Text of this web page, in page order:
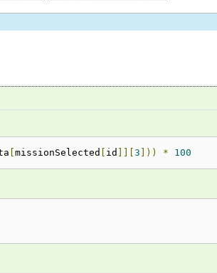
[missionSelected [ id ]][3 ])) * 100